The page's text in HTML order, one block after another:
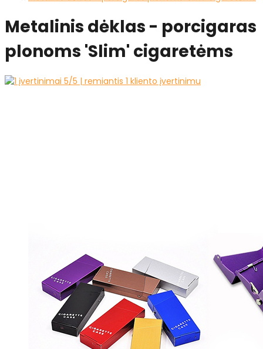
Metalinis dėklas - porcigaras
plonoms 'Slim' cigaretėms
5/5 | remiantis 1 kliento įvertinimu